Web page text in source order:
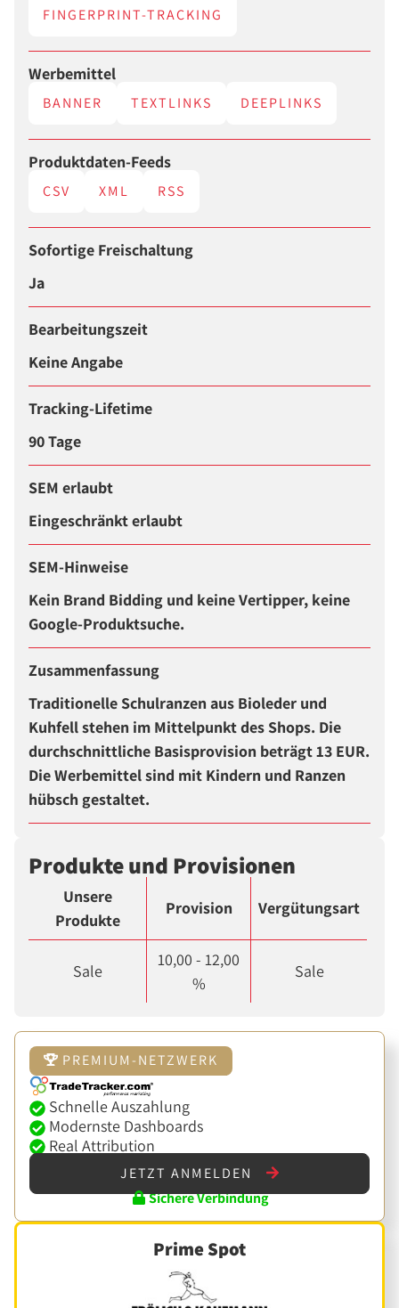
FINGERPRINT-TRACKING
Werbemittel
BANNER TEXTLINKS DEEPLINKS
Produktdaten-Feeds
CSV XML RSS
Sofortige Freischaltung
Ja
Bearbeitungszeit
Keine Angabe
Tracking-Lifetime
90 Tage
SEM erlaubt
Eingeschränkt erlaubt
SEM-Hinweise
Kein Brand Bidding und keine Vertipper, keine
Google-Produktsuche.
Zusammenfassung
Traditionelle Schulranzen aus Bioleder und
Kuhfell stehen im Mittelpunkt des Shops. Die
durchschnittliche Basisprovision beträgt 13 EUR.
Die Werbemittel sind mit Kindern und Ranzen
hübsch gestaltet.
Produkte und Provisionen
Unsere
Produkte
Provision Vergütungsart
Sale
10,00 - 12,00
%
Sale
PREMIUM-NETZWERK
Schnelle Auszahlung
Modernste Dashboards
Real Attribution
JETZT ANMELDEN
Sichere Verbindung
Prime Spot